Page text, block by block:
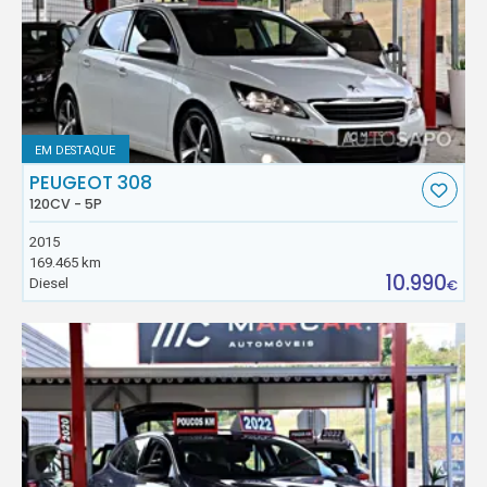
EM DESTAQUE
PEUGEOT 308
120CV - 5P
2015
169.465 km
Diesel
10.990€